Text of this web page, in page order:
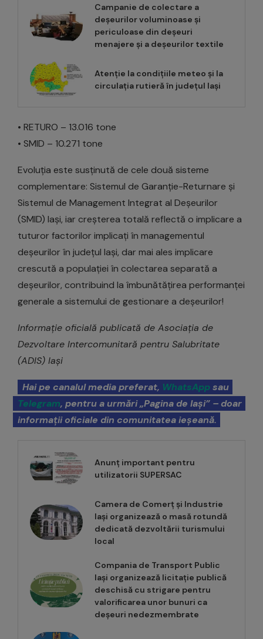
Campanie de colectare a
deșeurilor voluminoase și
periculoase din deșeuri
menajere și a deșeurilor textile
Atenție la condițiile meteo și la
circulația rutieră în județul Iași
• RETURO – 13.016 tone
• SMID – 10.271 tone
Evoluția este susținută de cele două sisteme
complementare: Sistemul de Garanție-Returnare și
Sistemul de Management Integrat al Deșeurilor
(SMID) Iași, iar creșterea totală reflectă o implicare a
tuturor factorilor implicați în managementul
deșeurilor în județul Iași, dar mai ales implicare
crescută a populației în colectarea separată a
deșeurilor, contribuind la îmbunătățirea performanței
generale a sistemului de gestionare a deșeurilor!
Informație oficială publicată de Asociația de
Dezvoltare Intercomunitară pentru Salubritate
(ADIS) Iași
Hai pe canalul media preferat, WhatsAppsau
Telegram, pentru a urmări „Pagina de Iași” – doar
informații oficiale din comunitatea ieșeană.
Anunț important pentru
utilizatorii SUPERSAC
Camera de Comerț și Industrie
Iași organizează o masă rotundă
dedicată dezvoltării turismului
local
Compania de Transport Public
Iași organizează licitație publică
deschisă cu strigare pentru
valorificarea unor bunuri ca
deșeuri nedezmembrate